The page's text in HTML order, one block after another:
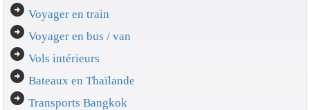
arrow_circle_right Voyager en train
arrow_circle_right Voyager en bus / van
arrow_circle_right Vols intérieurs
arrow_circle_right Bateaux en Thaïlande
arrow_circle_right Transports Bangkok